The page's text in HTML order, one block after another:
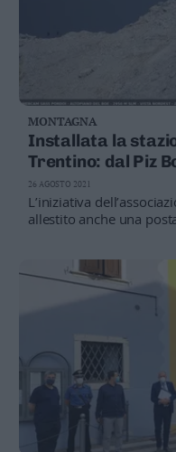
MONTAGNA
Installata la
Trentino: dal Piz
reale i dati sul
L’iniziativa
allestito anche una
26 AGOSTO 2021